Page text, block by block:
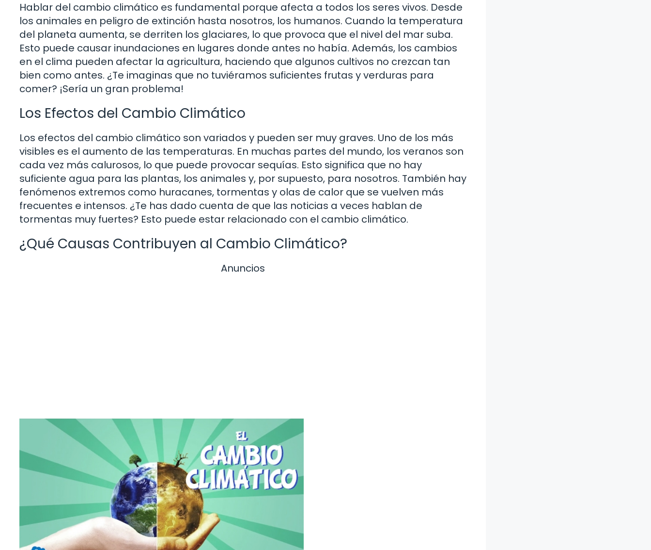
Hablar del cambio climático es fundamental porque afecta a todos los seres vivos. Desde
los animales en peligro de extinción hasta nosotros, los humanos. Cuando la temperatura
del planeta aumenta, se derriten los glaciares, lo que provoca que el nivel del mar suba.
Esto puede causar inundaciones en lugares donde antes no había. Además, los cambios
en el clima pueden afectar la agricultura, haciendo que algunos cultivos no crezcan tan
bien como antes. ¿Te imaginas que no tuviéramos suficientes frutas y verduras para
comer? ¡Sería un gran problema!
Los Efectos del Cambio Climático
Los efectos del cambio climático son variados y pueden ser muy graves. Uno de los más
visibles es el aumento de las temperaturas. En muchas partes del mundo, los veranos son
cada vez más calurosos, lo que puede provocar sequías. Esto significa que no hay
suficiente agua para las plantas, los animales y, por supuesto, para nosotros. También hay
fenómenos extremos como huracanes, tormentas y olas de calor que se vuelven más
frecuentes e intensos. ¿Te has dado cuenta de que las noticias a veces hablan de
tormentas muy fuertes? Esto puede estar relacionado con el cambio climático.
¿Qué Causas Contribuyen al Cambio Climático?
Anuncios